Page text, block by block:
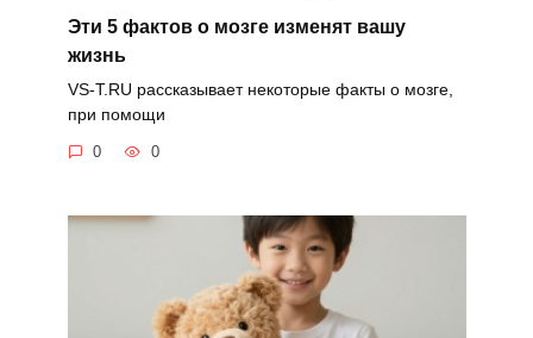
Эти 5 фактов о мозге изменят вашу
жизнь
VS-T.RU рассказывает некоторые факты о мозге,
при помощи
0 0